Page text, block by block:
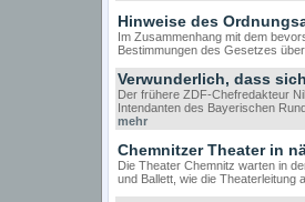
Hinweise des
Im Zusammenhang mit dem
Bestimmungen des Gesetzes
Verwunderlich, dass
Der frühere ZDF-Chefredakteur
Intendanten des Bayerischen
mehr
Chemnitzer Theater in
Die Theater Chemnitz warten in
und Ballett, wie die